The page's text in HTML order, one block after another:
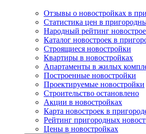
Отзывы о новостройках в
Статистика цен в
Народный рейтинг
Каталог новостроек в
Строящиеся новостройки
Квартиры в новостройках
Апартаменты в жилых
Построенные новостройки
Проектируемые новостройки
Строительство остановлено
Акции в новостройках
Карта новостроек в
Рейтинг пригородных
Цены в новостройках